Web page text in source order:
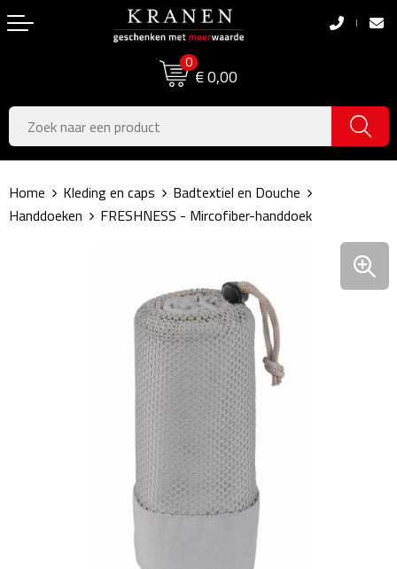
0
€ 0,00
Boodschappentassen
Boodschappentassen
Jute tassen
Katoenen draagtassen
Zakelijke Tassen
Documententassen
Laptophoezen & -tassen
Pasen
Koningsdag
Zomer
Kerstpakketten
Geboorte- & Kraamcadeau's
Wellness Giftsets
Home Kleding en caps
Badtextiel en Douche
Handdoeken
FRESHNESS - Mircofiber-handdoek